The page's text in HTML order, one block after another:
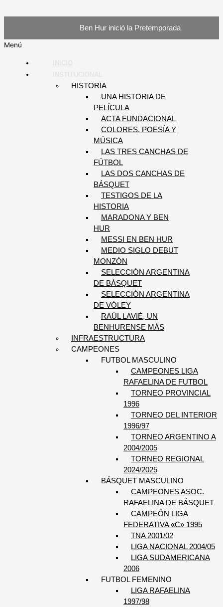
Ben Hur inició la Pretemporada
Menú
HISTORIA
UNA HISTORIA DE
PELÍCULA
ACTA FUNDACIONAL
COLORES, POESÍA Y
MÚSICA
LAS TRES CANCHAS DE
FÚTBOL
LAS DOS CANCHAS DE
BÁSQUET
TESTIGOS DE LA
HISTORIA
MARADONA Y BEN
HUR
MESSI EN BEN HUR
MEDIO SIGLO DEBUT
MONZÓN
SELECCIÓN ARGENTINA
DE BÁSQUET
SELECCIÓN ARGENTINA
DE VÓLEY
RAÚL LAVIÉ, UN
BENHURENSE MÁS
INFRAESTRUCTURA
CAMPEONES
FUTBOL MASCULINO
CAMPEONES LIGA
RAFAELINA DE FUTBOL
TORNEO PROVINCIAL
1996
TORNEO DEL INTERIOR
1996/97
TORNEO ARGENTINO A
2004/2005
TORNEO REGIONAL
2024/2025
BÁSQUET MASCULINO
CAMPEONES ASOC.
RAFAELINA DE BÁSQUET
CAMPEÓN LIGA
FEDERATIVA «C» 1995
TNA 2001/02
LIGA NACIONAL 2004/05
LIGA SUDAMERICANA
2006
FUTBOL FEMENINO
LIGA RAFAELINA
1997/98